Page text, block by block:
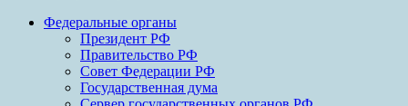
Федеральные органы
Президент РФ
Правительство РФ
Совет Федерации РФ
Государственная дума